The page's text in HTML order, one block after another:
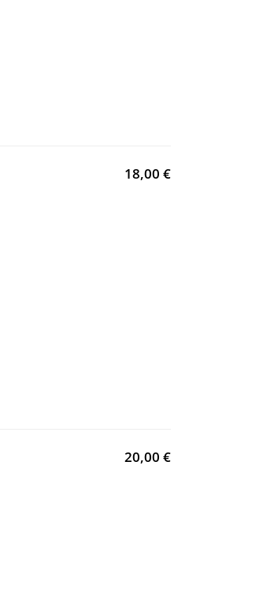
18,00 €
20,00 €